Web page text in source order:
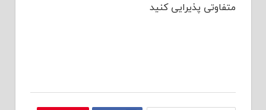
متفاوتی پذیرایی کنید